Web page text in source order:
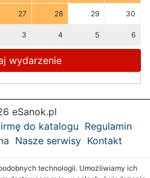
27 28 29 30
3 4 5 6
wydarzenie
eSanok.pl
do katalogu Regulamin
Nasze serwisy Kontakt
technologii. Umożliwiamy ich